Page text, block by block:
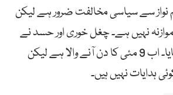
نواز سے سیاسی مخالفت ضرور ہے لیکن
نہیں ہے۔ چغل خوری اور حسد نے
پارٹی کونقصان پہنچایا۔ اب 9 مئی کا دن آنے والا ہے لیکن
ہدایات نہیں ہیں۔